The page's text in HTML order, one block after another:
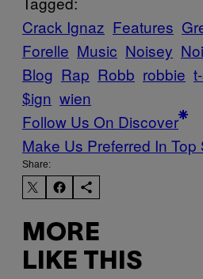
Crack Ignaz Features
Forelle Music Noisey
Blog Rap Robb robbie
$ign wien
Follow Us On Discover
Make Us Preferred In Top
Share:
MORE
LIKE THIS